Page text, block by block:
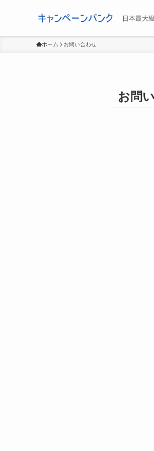
日本最大
ホーム お問い合わせ
お問